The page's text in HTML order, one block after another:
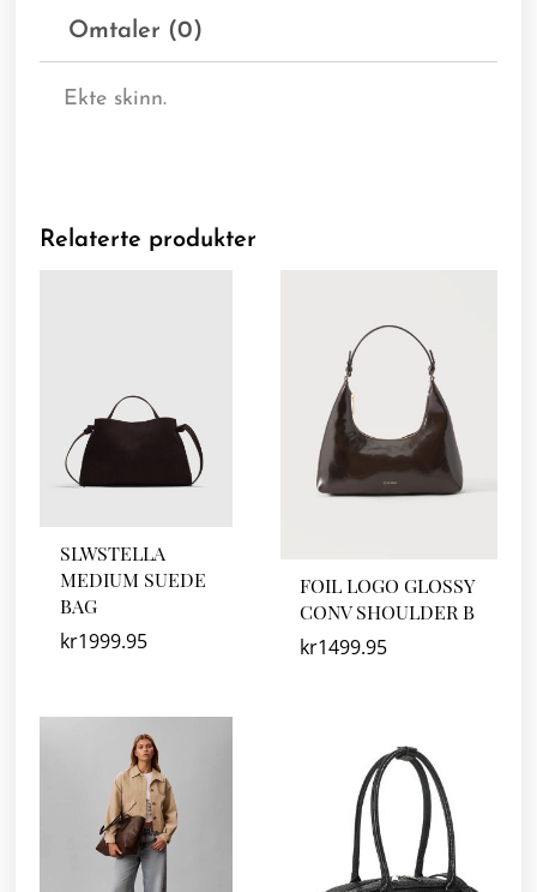
Omtaler (0)
Ekte skinn.
Relaterte produkter
SLWSTELLA
MEDIUM SUEDE
BAG
kr1999.95
FOIL LOGO GLOSSY
CONV SHOULDER B
kr1499.95